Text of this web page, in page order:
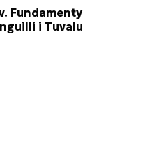
Fundamenty
i Tuvalu